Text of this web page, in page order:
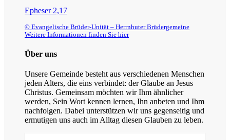
Epheser 2,17
© Evangelische Brüder-Unität – Herrnhuter Brüdergemeine
Weitere Informationen finden Sie hier
Über uns
Unsere Gemeinde besteht aus verschiedenen Menschen
jeden Alters, die eins verbindet: der Glaube an Jesus
Christus. Gemeinsam möchten wir Ihm ähnlicher
werden, Sein Wort kennen lernen, Ihn anbeten und Ihm
nachfolgen. Dabei unterstützen wir uns gegenseitig und
ermutigen uns auch im Alltag diesen Glauben zu leben.